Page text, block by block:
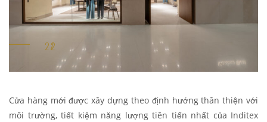
Cửa hàng mới được xây dựng theo định hướng thân thiện với
môi trường, tiết kiệm năng lượng tiên tiến nhất của Inditex